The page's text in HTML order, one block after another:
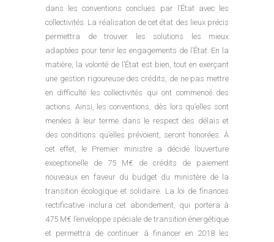
dans les conventions conclues par l’État avec les
collectivités. La réalisation de cet état des lieux précis
permettra de trouver les solutions les mieux
adaptées pour tenir les engagements de l’État. En la
matière, la volonté de l’État est bien, tout en exerçant
une gestion rigoureuse des crédits, de ne pas mettre
en difficulté les collectivités qui ont commencé des
actions. Ainsi, les conventions, dès lors qu’elles sont
menées à leur terme dans le respect des délais et
des conditions qu’elles prévoient, seront honorées. À
cet effet, le Premier ministre a décidé l’ouverture
exceptionelle de 75 M€ de crédits de paiement
nouveaux en faveur du budget du ministère de la
transition écologique et solidaire. La loi de finances
rectificative inclura cet abondement, qui portera à
475 M€ l’enveloppe spéciale de transition énergétique
et permettra de continuer à financer en 2018 les